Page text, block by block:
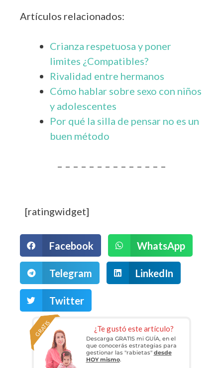
Artículos relacionados:
Crianza respetuosa y poner
limites ¿Compatibles?
Rivalidad entre hermanos
Cómo hablar sobre sexo con niños
y adolescentes
Por qué la silla de pensar no es un
buen método
– – – – – – – – – – – – – –
[ratingwidget]
Facebook WhatsApp
Telegram LinkedIn
Twitter
¿Te gustó este artículo?
GRATIS
Descarga GRATIS mi GUÍA, en el
que conocerás estrategias para
gestionar las "rabietas" desde
HOY mismo.